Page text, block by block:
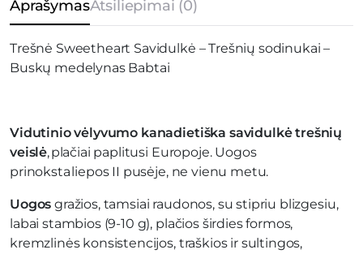
AprašymasAtsiliepimai (0)
Trešnė Sweetheart Savidulkė – Trešnių sodinukai –
Buskų medelynas Babtai
Vidutinio vėlyvumo kanadietiška savidulkė trešnių
veislė, plačiai paplitusi Europoje. Uogos
prinoksta liepos II pusėje, ne vienu metu.
Uogos gražios, tamsiai raudonos, su stipriu blizgesiu,
labai stambios (9-10 g), plačios širdies formos,
kremzlinės konsistencijos, traškios ir sultingos,